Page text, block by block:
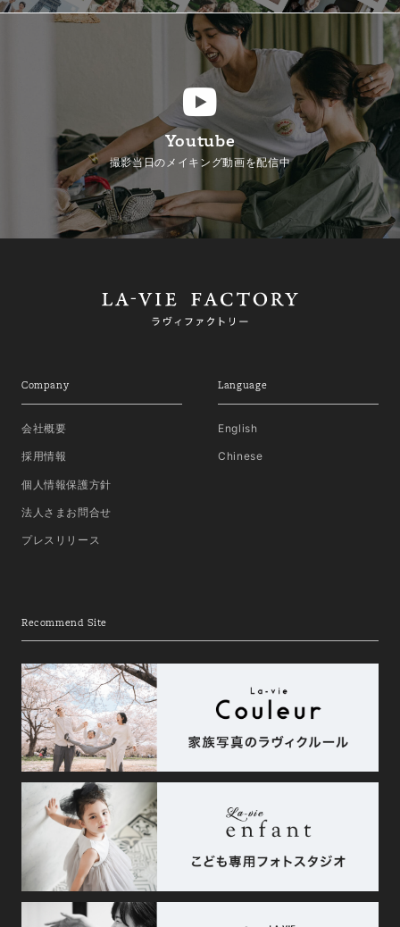
Youtube
撮影当日のメイキング動画を配信中
Company
会社概要
採用情報
個人情報保護方針
法人さまお問合せ
プレスリリース
Language
English
Chinese
Recommend Site